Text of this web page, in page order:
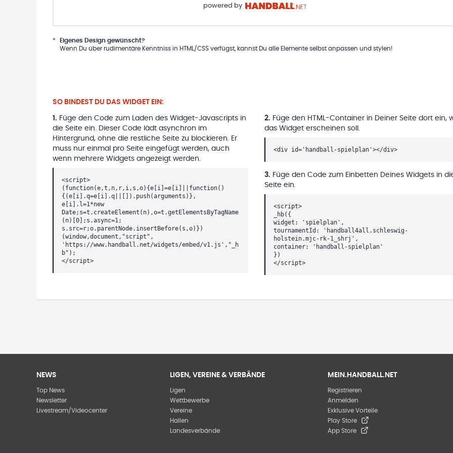
powered by
*
Eigenes Design gewünscht?
Wenn Du über rudimentäre Kenntniss in HTML/CSS verfügst, kannst Du alle Elemente selbst anpassen und stylen!
SO BINDEST DU DAS WIDGET EIN:
1 . Füge den Code zum Laden des Widget-Javascripts in
die Seite ein. Dieser Code lädt asynchron im
Hintergrund, ohne die restliche Seite zu blockieren. Er
muss nur einmal pro Seite eingefügt werden, auch
wenn mehrere Widgets angezeigt werden.
<script>
(function(e,t,n,r,i,s,o){e[i]=e[i]||function()
{(e[i].q=e[i].q||[]).push(arguments)},
e[i].l=1*new
Date;s=t.createElement(n),o=t.getElementsByTagName
(n)[0];s.async=1;
s.src=r;o.parentNode.insertBefore(s,o)})
(window,document,"script",
'https://www.handball.net/widgets/embed/v1.js',"_h
b");
</script>
2. Füge den HTML-Container in Deiner Seite dort ein,
das Widget erscheinen soll.
<div id='handball-spielplan'></div>
3. Füge den Code zum Einbetten Deines Widgets in
Seite ein.
<script>
_hb({
widget: 'spielplan',
tournamentId: 'handball4all.schleswig-
holstein.mjc-rk-1_shrj',
container: 'handball-spielplan'
})
</script>
NEWS
Top News
Newsletter
Livestream/Videocenter
LIGEN, VEREINE & VERBÄNDE
Ligen
Wettbewerbe
Vereine
Hallen
Landesverbände
MEIN.HANDBALL.NET
Registrieren
Anmelden
Exklusive Vorteile
Play Store
App Store